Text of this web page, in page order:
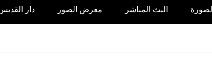
البث المباشر معرض الصور دار